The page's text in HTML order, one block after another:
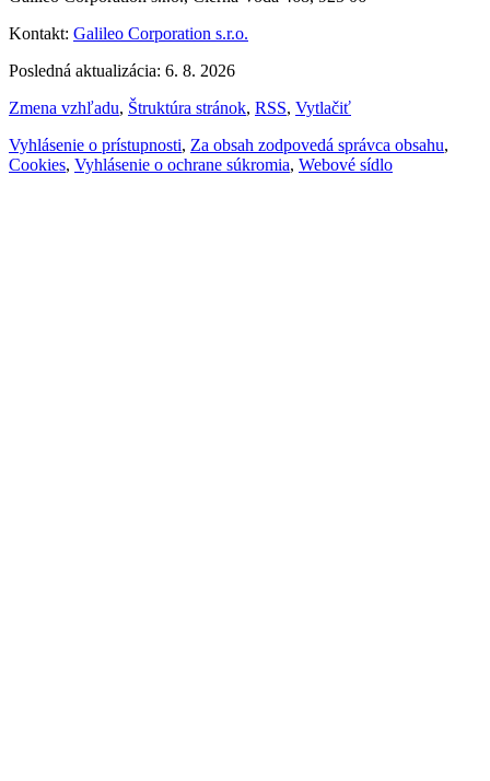
Kontakt: Galileo Corporation s.r.o.
Posledná aktualizácia: 6. 8. 2026
Zmena vzhľadu, Štruktúra stránok, RSS, Vytlačiť
Vyhlásenie o prístupnosti, Za obsah zodpovedá správca obsahu,
Cookies, Vyhlásenie o ochrane súkromia, Webové sídlo